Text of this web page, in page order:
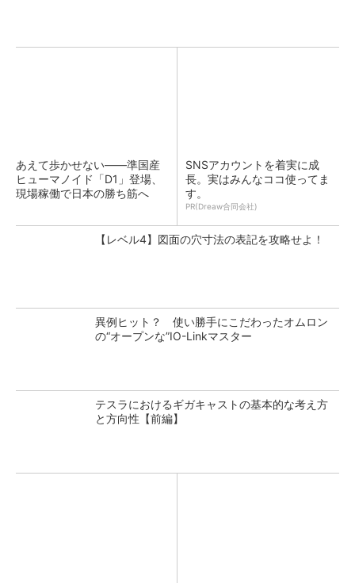
あえて歩かせない――準国産
ヒューマノイド「D1」登場、
現場稼働で日本の勝ち筋へ
SNSアカウントを着実に成
長。実はみんなココ使ってま
す。
PR(Dreaw合同会社)
【レベル4】図面の穴寸法の表記を攻略せよ！
異例ヒット？ 使い勝手にこだわったオムロン
の“オープンな”IO-Linkマスター
テスラにおけるギガキャストの基本的な考え方
と方向性【前編】